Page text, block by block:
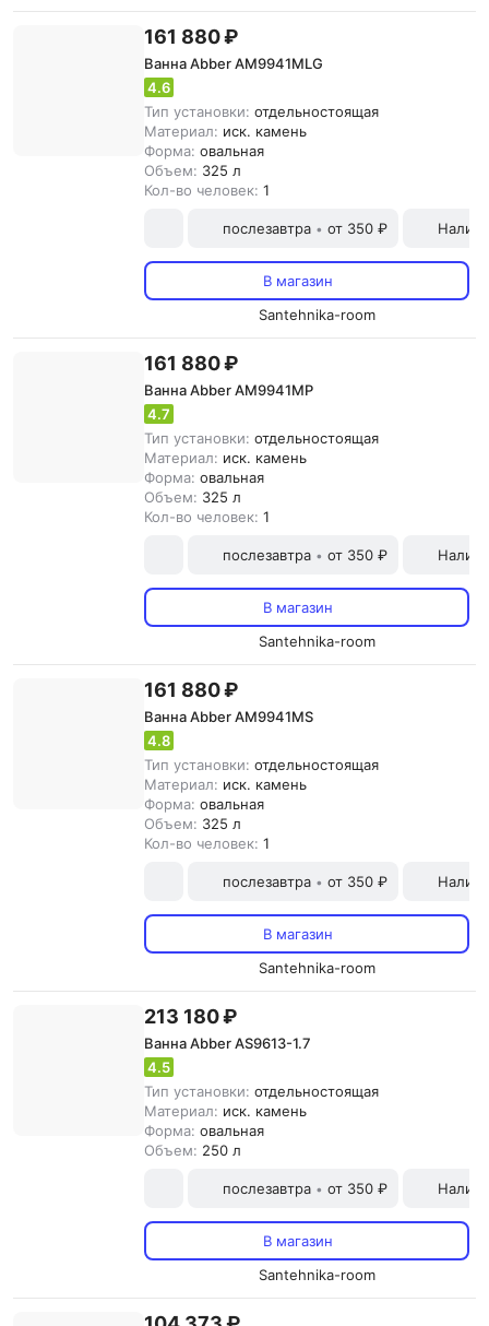
161 880 ₽
Ванна Abber AM9941MLG
4.6
Тип установки: отдельностоящая
Материал: иск. камень
Форма: овальная
Объем: 325 л
Кол-во человек: 1
послезавтра • от 350 ₽
В магазин
Santehnika-room
161 880 ₽
Ванна Abber AM9941MP
4.7
Тип установки: отдельностоящая
Материал: иск. камень
Форма: овальная
Объем: 325 л
Кол-во человек: 1
послезавтра • от 350 ₽
В магазин
Santehnika-room
161 880 ₽
Ванна Abber AM9941MS
4.8
Тип установки: отдельностоящая
Материал: иск. камень
Форма: овальная
Объем: 325 л
Кол-во человек: 1
послезавтра • от 350 ₽
В магазин
Santehnika-room
213 180 ₽
Ванна Abber AS9613-1.7
4.5
Тип установки: отдельностоящая
Материал: иск. камень
Форма: овальная
Объем: 250 л
послезавтра • от 350 ₽
В магазин
Santehnika-room